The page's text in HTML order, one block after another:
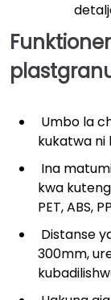
Umbo la
kukatwa ni
Ina
kwa
PET, ABS,
Distanse
300mm,